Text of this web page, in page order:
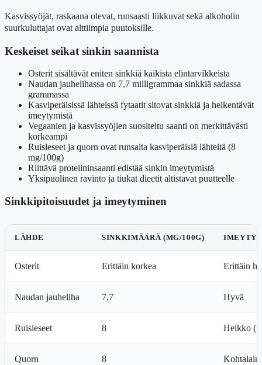
Kasvissyöjät, raskaana olevat, runsaasti liikkuvat sekä alkoholin
suurkuluttajat ovat alttiimpia puutoksille.
Keskeiset seikat sinkin saannista
Osterit sisältävät eniten sinkkiä kaikista elintarvikkeista
Naudan jauhelihassa on 7,7 milligrammaa sinkkiä sadassa
grammassa
Kasviperäisissä lähteissä fytaatit sitovat sinkkiä ja heikentävät
imeytymistä
Vegaanien ja kasvissyöjien suositeltu saanti on merkittävästi
korkeampi
Ruisleseet ja quorn ovat runsaita kasviperäisiä lähteitä (8
mg/100g)
Riittävä proteiininsaanti edistää sinkin imeytymistä
Yksipuolinen ravinto ja tiukat dieetit altistavat puutteelle
Sinkkipitoisuudet ja imeytyminen
LÄHDE SINKKIMÄÄRÄ (MG/100G)
Osterit Erittäin korkea Erittäin
Naudan jauheliha 7,7 Hyvä
Ruisleseet 8 Heikko
Quorn 8